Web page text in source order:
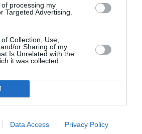
processing my
Targeted Advertising.
Collection, Use,
or Sharing of my
Is Unrelated with the
it was collected.
Data Access Privacy Policy
«Πράγματα που
σκέφτεται η
στο μπάνιο» να σας
ενοχλήσει